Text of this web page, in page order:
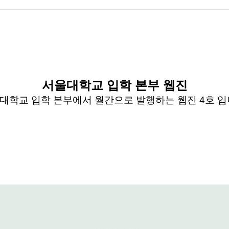
서울대학교 입학 본부 웹진
학교 입학 본부에서 월간으로 발행하는 웹진 4호